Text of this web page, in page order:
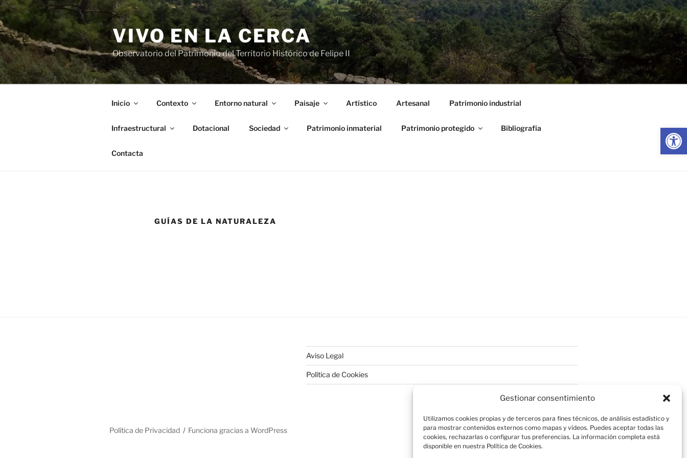
Abrir
Gestionar consentimiento
Utilizamos cookies propias y de terceros para fines técnicos, de análisis estadístico y
para mostrar contenidos externos como mapas y vídeos. Puedes aceptar todas las
cookies, rechazarlas o configurar tus preferencias. La información completa está
disponible en nuestra Política de Cookies.
Saltar
al
contenido
VIVO EN LA CERCA
Observatorio del Patrimonio del Territorio Histórico de Felipe II
Inicio Contexto Entorno natural Paisaje Artístico Artesanal Patrimonio industrial
Infraestructural Dotacional Sociedad Patrimonio inmaterial Patrimonio protegido Bibliografía
Contacta
GUÍAS DE LA NATURALEZA
Aviso Legal
Política de Cookies
Política de Privacidad Funciona gracias a WordPress